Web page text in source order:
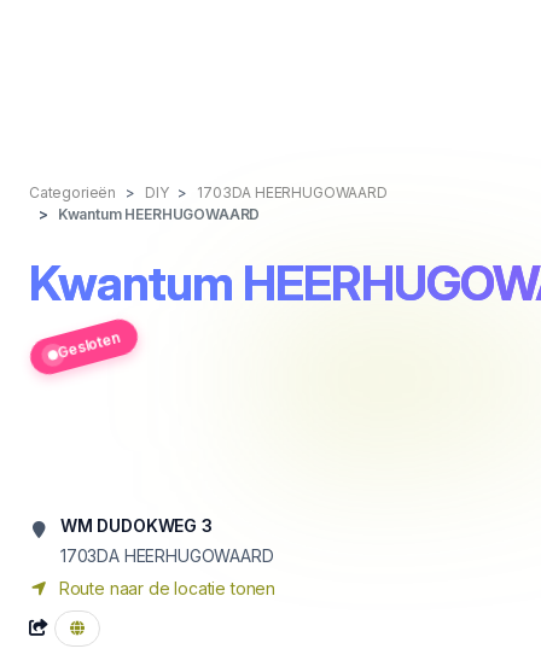
Categorieën DIY
1703DA HEERHUGOWAARD
Kwantum HEERHUGOWAARD
Kwantum
Gesloten
WM DUDOKWEG 3
1703DA HEERHUGOWAARD
Route naar de locatie tonen